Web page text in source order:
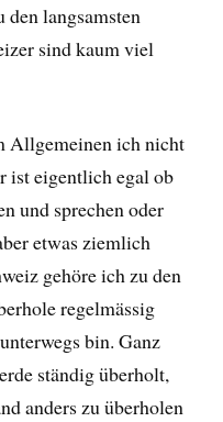
den langsamsten
sind kaum viel
Allgemeinen ich nicht
eigentlich egal ob
und sprechen oder
etwas ziemlich
gehöre ich zu den
regelmässig
bin. Ganz
ständig überholt,
anders zu überholen